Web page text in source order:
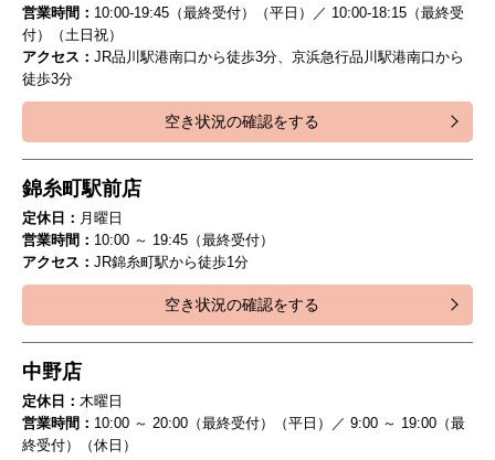
営業時間： 10:00-19:45（最終受付）（平日）／ 10:00-18:15（最終受
付）（土日祝）
アクセス： JR品川駅港南口から徒歩3分、京浜急行品川駅港南口から
徒歩3分
空き状況の確認をする
錦糸町駅前店
定休日： 月曜日
営業時間： 10:00 ～ 19:45（最終受付）
アクセス： JR錦糸町駅から徒歩1分
空き状況の確認をする
中野店
定休日： 木曜日
営業時間： 10:00 ～ 20:00（最終受付）（平日）／ 9:00 ～ 19:00（最
終受付）（休日）